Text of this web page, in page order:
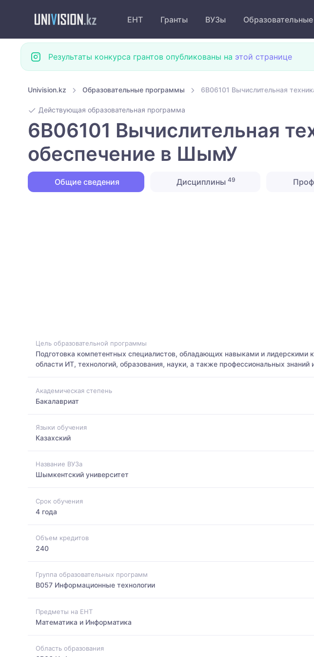
ЕНТ Гранты ВУЗы
Результаты конкурса грантов опубликованы на этой странице
Univision.kz Образовательные программы 6B06101 Вычислительная
Действующая образовательная программа
6B06101 Вычислительная
обеспечение в ШымУ
Общие сведения Дисциплины49
Цель образовательной программы
Подготовка компетентных специалистов, обладающих навыками и
области ИТ, технологий, образования, науки, а также профессиональных знаний
Академическая степень
Бакалавриат
Языки обучения
Казахский
Название ВУЗа
Шымкентский университет
Срок обучения
4 года
Объем кредитов
240
Группа образовательных программ
B057 Информационные технологии
Предметы на ЕНТ
Математика и Информатика
Область образования